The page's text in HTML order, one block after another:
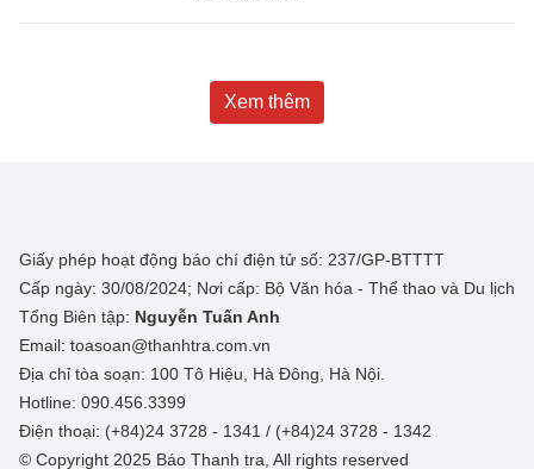
Xem thêm
Giấy phép hoạt động báo chí điện tử số: 237/GP-BTTTT
Cấp ngày: 30/08/2024; Nơi cấp: Bộ Văn hóa - Thể thao và Du lịch
Tổng Biên tập: Nguyễn Tuấn Anh
Email: toasoan@thanhtra.com.vn
Địa chỉ tòa soạn: 100 Tô Hiệu, Hà Đông, Hà Nội.
Hotline: 090.456.3399
Điện thoại: (+84)24 3728 - 1341 / (+84)24 3728 - 1342
© Copyright 2025 Báo Thanh tra, All rights reserved